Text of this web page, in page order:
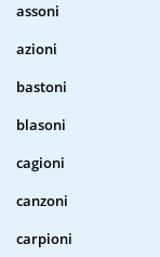
assoni
azioni
bastoni
blasoni
cagioni
canzoni
carpioni